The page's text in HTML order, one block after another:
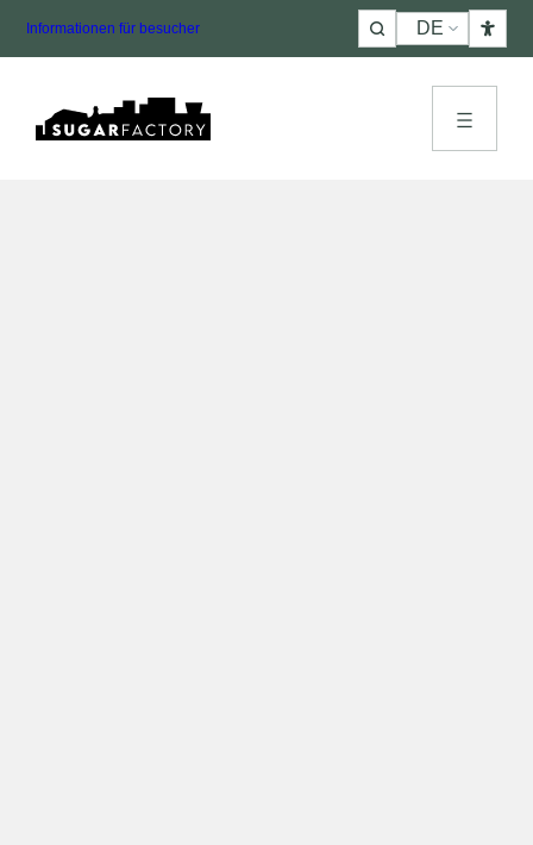
Informationen für besucher
Choose
a
language